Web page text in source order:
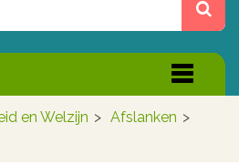
en Welzijn > Afslanken >